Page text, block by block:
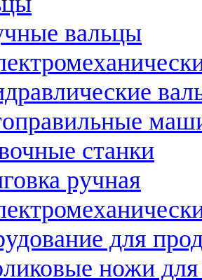
вальцы
станки
ручная
для
ножи для